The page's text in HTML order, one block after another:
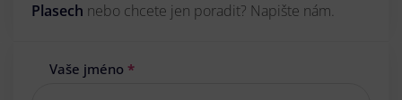
Plasech nebo chcete jen poradit? Napište nám.
Vaše jméno *